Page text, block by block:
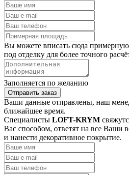
Вы можете вписать сюда
под отделку для более точного
Заполняется по желанию
Отправить заказ
Ваши данные отправлены, наш
ближайшее время.
Специалисты LOFT-KRYM
Вас способом, ответят на все Ваши
и нанести декоративное покрытие.